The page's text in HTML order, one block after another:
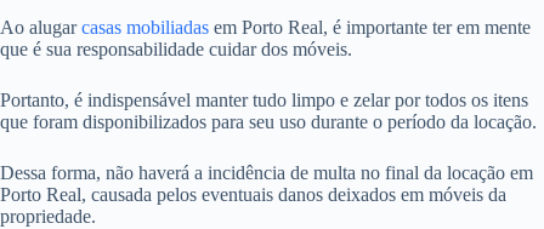
Ao alugarcasas mobiliadas em Porto Real, é importante ter em mente
que é sua responsabilidade cuidar dos móveis.
Portanto, é indispensável manter tudo limpo e zelar por todos os itens
que foram disponibilizados para seu uso durante o período da locação.
Dessa forma, não haverá a incidência de multa no final da locação em
Porto Real, causada pelos eventuais danos deixados em móveis da
propriedade.